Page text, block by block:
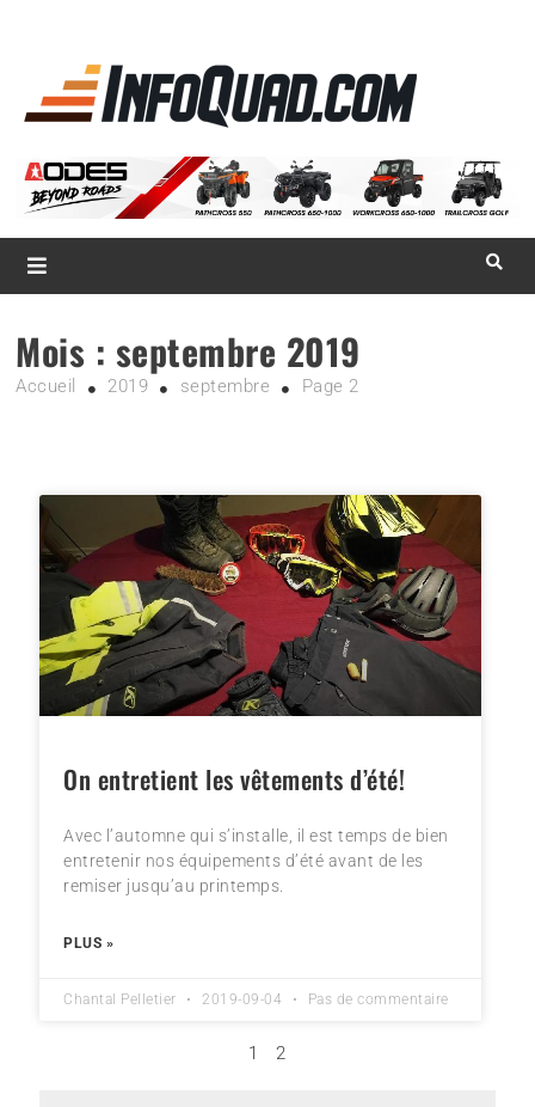
Magazine InfoQuad.com
Mois : septembre 2019
Accueil 2019 septembre Page 2
On entretient les vêtements d’été!
Avec l’automne qui s’installe, il est temps de bien
entretenir nos équipements d’été avant de les
remiser jusqu’au printemps.
PLUS »
Chantal Pelletier 2019-09-04 Pas de commentaire
1 2